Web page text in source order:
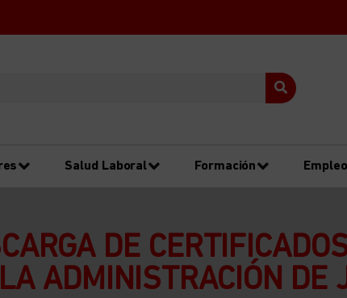
Salud Laboral Formación Empleo
DE
ADMINISTRACIÓN DE